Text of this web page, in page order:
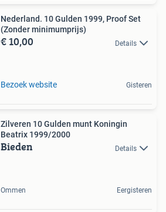
Nederland. 10 Gulden 1999, Proof Set
(Zonder minimumprijs)
€ 10,00 Details
Bezoek website Gisteren
Zilveren 10 Gulden munt Koningin
Beatrix 1999/2000
Bieden Details
Ommen Eergisteren